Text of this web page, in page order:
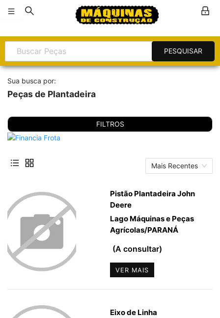
PESQUISAR
Sua busca por:
Peças de Plantadeira
FILTROS
Mais Recentes
Pistão Plantadeira John
Deere
Lago Máquinas e Peças
Agrícolas/PARANÁ
(A consultar)
VER MAIS
Eixo de Linha